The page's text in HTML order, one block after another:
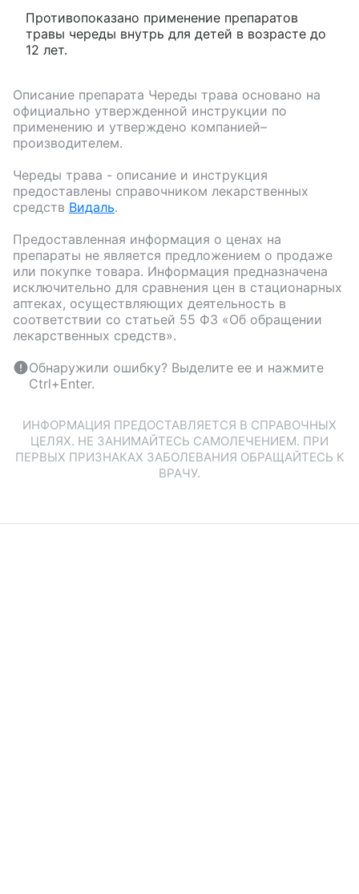
Противопоказано применение препаратов
травы череды внутрь для детей в возрасте до
12 лет.
Описание препарата Череды трава основано на
официально утвержденной инструкции по
применению и утверждено компанией–
производителем.
Череды трава - описание и инструкция
предоставлены справочником лекарственных
средств Видаль.
Предоставленная информация о ценах на
препараты не является предложением о продаже
или покупке товара. Информация предназначена
исключительно для сравнения цен в стационарных
аптеках, осуществляющих деятельность в
соответствии со статьей 55 ФЗ «Об обращении
лекарственных средств».
Обнаружили ошибку? Выделите ее и нажмите
Ctrl+Enter.
ИНФОРМАЦИЯ ПРЕДОСТАВЛЯЕТСЯ В СПРАВОЧНЫХ
ЦЕЛЯХ. НЕ ЗАНИМАЙТЕСЬ САМОЛЕЧЕНИЕМ. ПРИ
ПЕРВЫХ ПРИЗНАКАХ ЗАБОЛЕВАНИЯ ОБРАЩАЙТЕСЬ К
ВРАЧУ.